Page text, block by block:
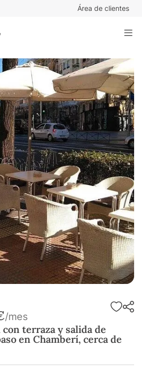
Área de clientes
con terraza y salida de humos en traspaso
cerca de Quevedo
/mes
terraza y salida de
en Chamberí, cerca de